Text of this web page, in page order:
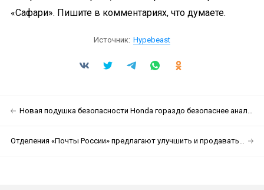
«Сафари». Пишите в комментариях, что думаете.
Источник: Hypebeast
Новая подушка безопасности Honda гораздо безопаснее аналогов
Отделения «Почты России» предлагают улучшить и продавать там алкоголь